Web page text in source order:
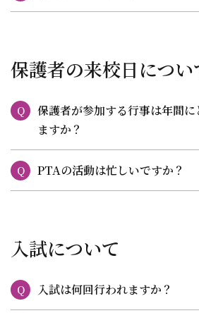
保護者の来校日につい
Q
保護者が参加する行事は年間に
ますか？
Q PTAの活動は忙しいですか？
入試について
Q 入試は何回行われますか？